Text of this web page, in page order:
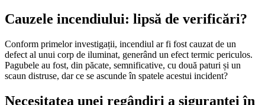
Cauzele incendiului: lipsă de verificări?
Conform primelor investigații, incendiul ar fi fost cauzat de un
defect al unui corp de iluminat, generând un efect termic periculos.
Pagubele au fost, din păcate, semnificative, cu două paturi și un
scaun distruse, dar ce se ascunde în spatele acestui incident?
Necesitatea unei regândiri a siguranței în